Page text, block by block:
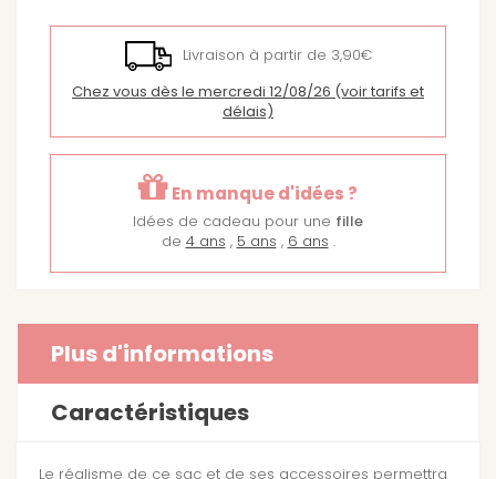
Livraison à partir de 3,90€
Chez vous dès le mercredi 12/08/26 (voir tarifs et
délais)
En manque d'idées ?
Idées de cadeau pour une fille
de 4 ans , 5 ans , 6 ans .
Plus d'informations
Caractéristiques
Le réalisme de ce sac et de ses accessoires permettra